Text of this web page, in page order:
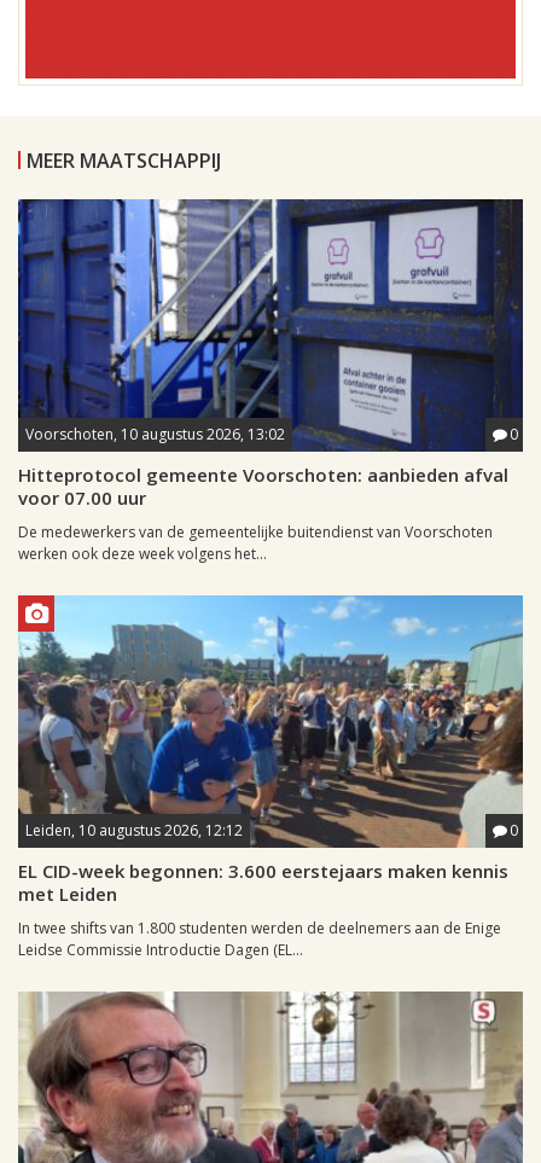
MEER MAATSCHAPPIJ
Voorschoten, 10 augustus 2026, 13:02 0
Hitteprotocol gemeente Voorschoten: aanbieden afval
voor 07.00 uur
De medewerkers van de gemeentelijke buitendienst van Voorschoten
werken ook deze week volgens het...
Leiden, 10 augustus 2026, 12:12 0
EL CID-week begonnen: 3.600 eerstejaars maken kennis
met Leiden
In twee shifts van 1.800 studenten werden de deelnemers aan de Enige
Leidse Commissie Introductie Dagen (EL...